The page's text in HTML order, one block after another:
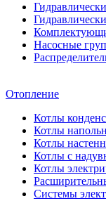
Насосные
Отопление
Котлы
Котлы
Котлы
Котлы с
Котлы
Системы